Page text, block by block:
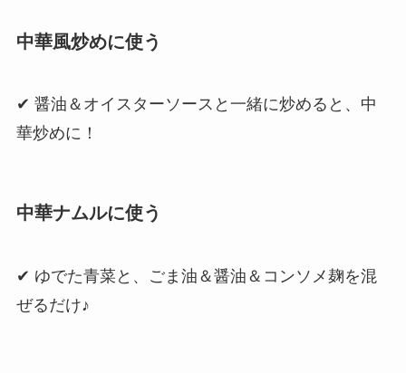
中華風炒めに使う
✔ 醤油＆オイスターソースと一緒に炒めると、中
華炒めに！
中華ナムルに使う
✔ ゆでた青菜と、ごま油＆醤油＆コンソメ麹を混
ぜるだけ♪